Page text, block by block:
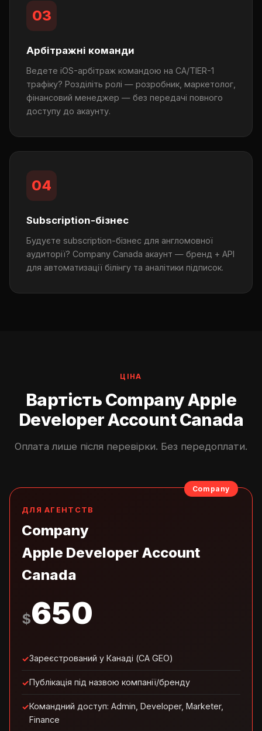
03
Арбітражні команди
Ведете iOS-арбітраж командою на CA/TIER-1
трафіку? Розділіть ролі — розробник, маркетолог,
фінансовий менеджер — без передачі повного
доступу до акаунту.
04
Subscription-бізнес
Будуєте subscription-бізнес для англомовної
аудиторії? Company Canada акаунт — бренд + API
для автоматизації білінгу та аналітики підписок.
ЦІНА
Вартість Company Apple
Developer Account Canada
Оплата лише після перевірки. Без передоплати.
Company
ДЛЯ АГЕНТСТВ
Company
Apple Developer Account
Canada
$650
Зареєстрований у Канаді (CA GEO)
Публікація під назвою компанії/бренду
Командний доступ: Admin, Developer, Marketer,
Finance